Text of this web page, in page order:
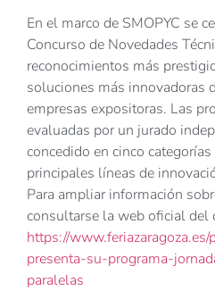
En el marco de SMOPYC se
Concurso de Novedades
reconocimientos más
soluciones más innovadoras
empresas expositoras. Las
evaluadas por un jurado
concedido en cinco
principales líneas de
Para ampliar información
consultarse la web oficial del
https://
presenta-su-programa-
paralelas